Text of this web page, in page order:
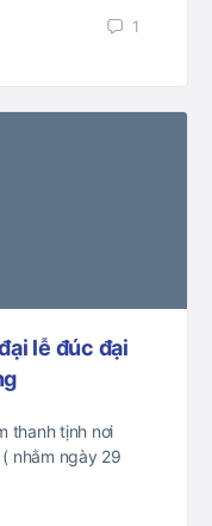
1
lễ đúc đại
thanh tịnh nơi
nhằm ngày 29